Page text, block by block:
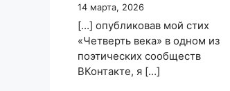
14 марта, 2026
[…] опубликовав мой стих
«Четверть века» в одном из
поэтических сообществ
ВКонтакте, я […]